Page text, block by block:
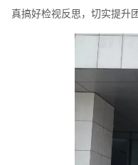
真搞好检视反思，切实提升